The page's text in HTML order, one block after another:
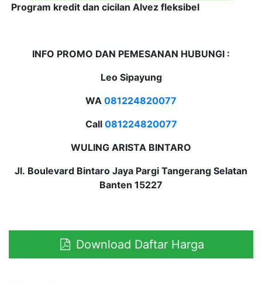
Program kredit dan cicilan Alvez fleksibel
INFO PROMO DAN PEMESANAN HUBUNGI :
Leo Sipayung
WA 081224820077
Call 081224820077
WULING ARISTA BINTARO
Jl. Boulevard Bintaro Jaya Pargi Tangerang Selatan
Banten 15227
Download Daftar Harga